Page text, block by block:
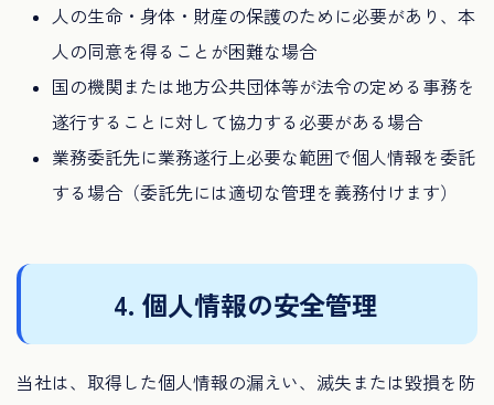
人の生命・身体・財産の保護のために必要があり、本
人の同意を得ることが困難な場合
国の機関または地方公共団体等が法令の定める事務を
遂行することに対して協力する必要がある場合
業務委託先に業務遂行上必要な範囲で個人情報を委託
する場合（委託先には適切な管理を義務付けます）
4. 個人情報の安全管理
当社は、取得した個人情報の漏えい、滅失または毀損を防